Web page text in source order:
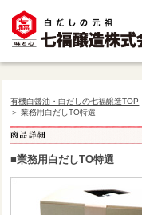
有機白醤油・白だしの七福醸造TOP
＞ 業務用白だしTO特選
■業務用白だしTO特選